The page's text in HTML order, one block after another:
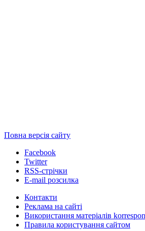
Повна версія сайту
Facebook
Twitter
RSS-стрічки
E-mail розсилка
Контакти
Реклама на сайті
Використання матеріалів
Правила користування сайтом